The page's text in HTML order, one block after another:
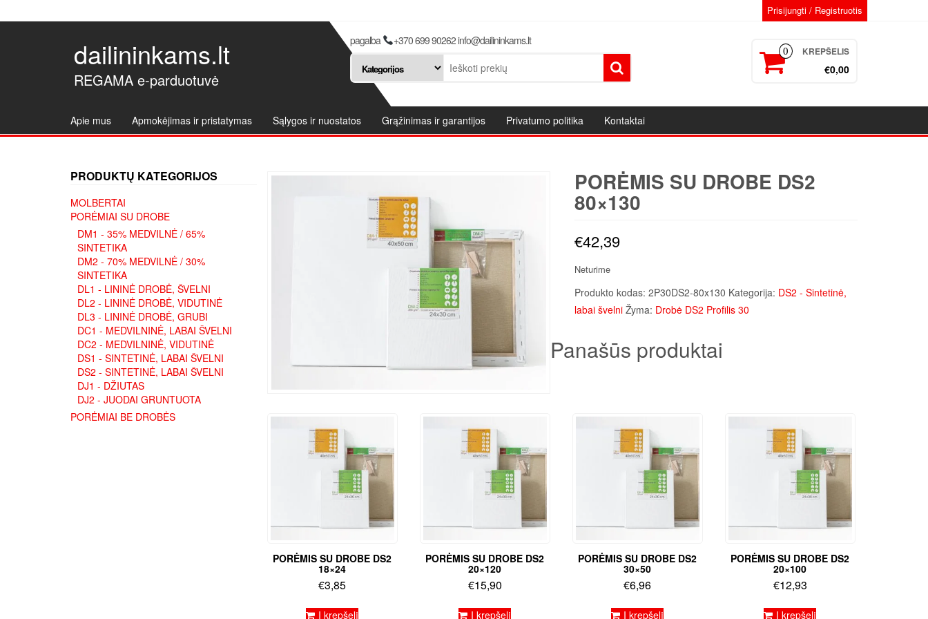
Prisijungti / Registruotis
dailininkams.lt
REGAMA e-parduotuvė
pagalba +370 699 90262 info@dailininkams.lt
0 KREPŠELIS
€0,00
Apie mus Apmokėjimas ir pristatymas Sąlygos ir nuostatos Grąžinimas ir garantijos Privatumo politika Kontaktai
PRODUKTŲ KATEGORIJOS
MOLBERTAI
PORĖMIAI SU DROBE
DM1 - 35% MEDVILNĖ / 65%
SINTETIKA
DM2 - 70% MEDVILNĖ / 30%
SINTETIKA
DL1 - LININĖ DROBĖ, ŠVELNI
DL2 - LININĖ DROBĖ, VIDUTINĖ
DL3 - LININĖ DROBĖ, GRUBI
DC1 - MEDVILNINĖ, LABAI ŠVELNI
DC2 - MEDVILNINĖ, VIDUTINĖ
DS1 - SINTETINĖ, LABAI ŠVELNI
DS2 - SINTETINĖ, LABAI ŠVELNI
DJ1 - DŽIUTAS
DJ2 - JUODAI GRUNTUOTA
PORĖMIAI BE DROBĖS
PORĖMIS SU DROBE DS2
80×130
€42,39
Neturime
Produkto kodas: 2P30DS2-80x130 Kategorija: DS2 - Sintetinė,
labai švelni Žyma: Drobė DS2 Profilis 30
Panašūs produktai
PORĖMIS SU DROBE DS2
18×24
€3,85
Į krepšelį
PORĖMIS SU DROBE DS2
20×120
€15,90
Į krepšelį
PORĖMIS SU DROBE DS2
30×50
€6,96
Į krepšelį
PORĖMIS SU DROBE DS2
20×100
€12,93
Į krepšelį